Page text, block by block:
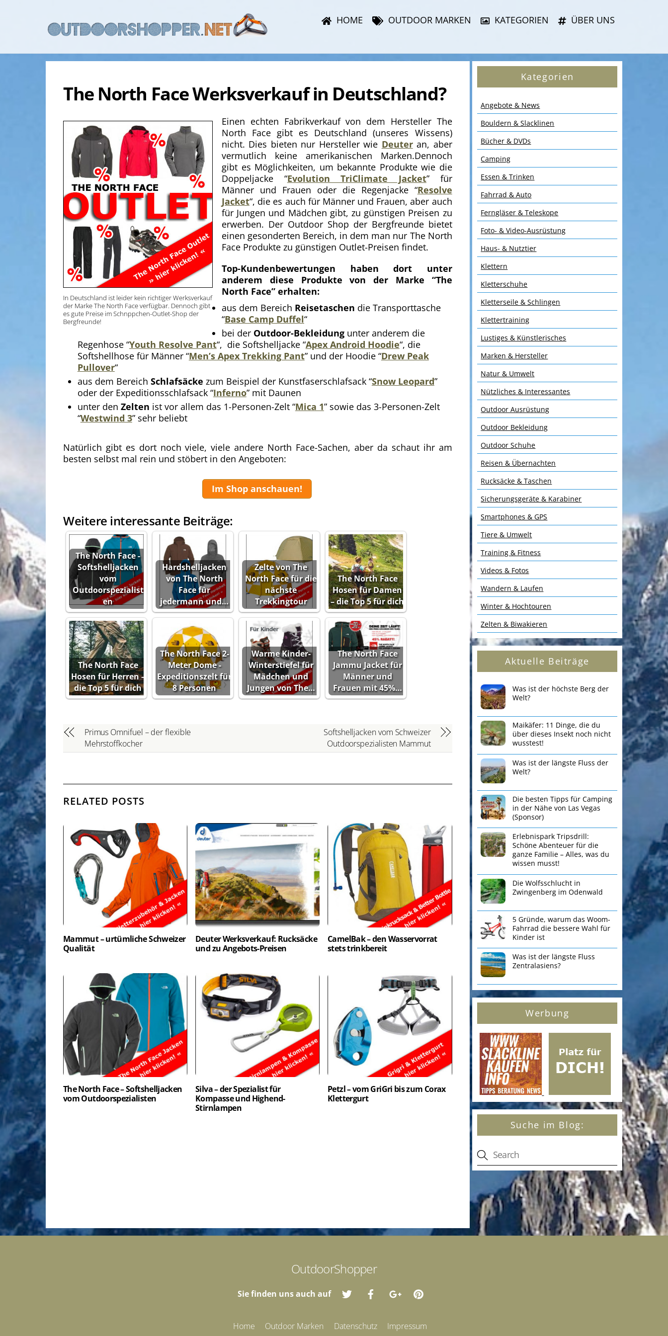
HOME OUTDOOR MARKEN KATEGORIEN ÜBER UNS
The North Face Werksverkauf in Deutschland?
In Deutschland ist leider kein richtiger Werksverkauf
der Marke The North Face verfügbar. Dennoch gibt
es gute Preise im Schnppchen-Outlet-Shop der
Bergfreunde!
Einen echten Fabrikverkauf von dem Hersteller The
North Face gibt es Deutschland (unseres Wissens)
nicht. Dies bieten nur Hersteller wie Deuteran, aber
vermutlich keine amerikanischen Marken.Dennoch
gibt es Möglichkeiten, um bekannte Produkte wie die
Doppeljacke “Evolution TriClimate Jacket” für
Männer und Frauen oder die Regenjacke “Resolve
Jacket“, die es auch für Männer und Frauen, aber auch
für Jungen und Mädchen gibt, zu günstigen Preisen zu
erwerben. Der Outdoor Shop der Bergfreunde bietet
einen gesonderten Bereich, in dem man nur The North
Face Produkte zu günstigen Outlet-Preisen findet.
Top-Kundenbewertungen haben dort unter
anderem diese Produkte von der Marke “The
North Face” erhalten:
aus dem Bereich Reisetaschen die Transporttasche
“Base Camp Duffel“
bei der Outdoor-Bekleidung unter anderem die
Regenhose “Youth Resolve Pant“, die Softshelljacke “Apex Android Hoodie“, die
Softshellhose für Männer “Men’s Apex Trekking Pant” und der Hoodie “Drew Peak
Pullover“
aus dem Bereich Schlafsäcke zum Beispiel der Kunstfaserschlafsack “Snow Leopard”
oder der Expeditionsschlafsack “Inferno” mit Daunen
unter den Zelten ist vor allem das 1-Personen-Zelt “Mica 1” sowie das 3-Personen-Zelt
“Westwind 3” sehr beliebt
Natürlich gibt es dort noch viele, viele andere North Face-Sachen, aber da schaut ihr am
besten selbst mal rein und stöbert in den Angeboten:
Im Shop anschauen!
Weitere interessante Beiträge:
The North Face -
Softshelljacken
vom
Outdoorspezialist
en
Hardshelljacken
von The North
Face für
jedermann und…
Zelte von The
North Face für die
nächste
Trekkingtour
The North Face
Hosen für Damen
– die Top 5 für dich
The North Face
Hosen für Herren –
die Top 5 für dich
The North Face 2-
Meter Dome -
Expeditionszelt für
8 Personen
Warme Kinder-
Winterstiefel für
Mädchen und
Jungen von The…
The North Face
Jammu Jacket für
Männer und
Frauen mit 45%…
Primus Omnifuel – der flexible
Mehrstoffkocher
Softshelljacken vom Schweizer
Outdoorspezialisten Mammut
RELATED POSTS
Mammut – urtümliche Schweizer
Qualität
Deuter Werksverkauf: Rucksäcke
und zu Angebots-Preisen
CamelBak – den Wasservorrat
stets trinkbereit
The North Face – Softshelljacken
vom Outdoorspezialisten
Silva – der Spezialist für
Kompasse und Highend-
Stirnlampen
Petzl – vom GriGri bis zum Corax
Klettergurt
Kategorien
Angebote & News
Bouldern & Slacklinen
Bücher & DVDs
Camping
Essen & Trinken
Fahrrad & Auto
Ferngläser & Teleskope
Foto- & Video-Ausrüstung
Haus- & Nutztier
Klettern
Kletterschuhe
Kletterseile & Schlingen
Klettertraining
Lustiges & Künstlerisches
Marken & Hersteller
Natur & Umwelt
Nützliches & Interessantes
Outdoor Ausrüstung
Outdoor Bekleidung
Outdoor Schuhe
Reisen & Übernachten
Rucksäcke & Taschen
Sicherungsgeräte & Karabiner
Smartphones & GPS
Tiere & Umwelt
Training & Fitness
Videos & Fotos
Wandern & Laufen
Winter & Hochtouren
Zelten & Biwakieren
Aktuelle Beiträge
Was ist der höchste Berg der
Welt?
Maikäfer: 11 Dinge, die du
über dieses Insekt noch nicht
wusstest!
Was ist der längste Fluss der
Welt?
Die besten Tipps für Camping
in der Nähe von Las Vegas
(Sponsor)
Erlebnispark Tripsdrill:
Schöne Abenteuer für die
ganze Familie – Alles, was du
wissen musst!
Die Wolfsschlucht in
Zwingenberg im Odenwald
5 Gründe, warum das Woom-
Fahrrad die bessere Wahl für
Kinder ist
Was ist der längste Fluss
Zentralasiens?
Werbung
Suche im Blog:
OutdoorShopper
Sie finden uns auch auf
Home Outdoor Marken Datenschutz Impressum